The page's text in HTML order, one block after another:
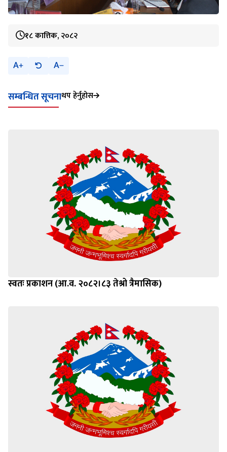
१८ कात्तिक, २०८२
A A
सम्बन्धित सूचनाथप हेर्नुहोस
स्वतः प्रकाशन (आ.व. २०८२।८३ तेश्रो त्रैमासिक)